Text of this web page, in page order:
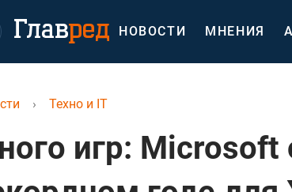
НОВОСТИ МНЕНИЯ
› Техно и IT
игр: Microsoft